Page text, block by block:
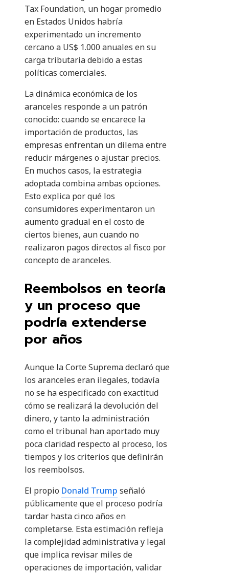
Tax Foundation, un hogar promedio
en Estados Unidos habría
experimentado un incremento
cercano a US$ 1.000 anuales en su
carga tributaria debido a estas
políticas comerciales.
La dinámica económica de los
aranceles responde a un patrón
conocido: cuando se encarece la
importación de productos, las
empresas enfrentan un dilema entre
reducir márgenes o ajustar precios.
En muchos casos, la estrategia
adoptada combina ambas opciones.
Esto explica por qué los
consumidores experimentaron un
aumento gradual en el costo de
ciertos bienes, aun cuando no
realizaron pagos directos al fisco por
concepto de aranceles.
Reembolsos en teoría
y un proceso que
podría extenderse
por años
Aunque la Corte Suprema declaró que
los aranceles eran ilegales, todavía
no se ha especificado con exactitud
cómo se realizará la devolución del
dinero, y tanto la administración
como el tribunal han aportado muy
poca claridad respecto al proceso, los
tiempos y los criterios que definirán
los reembolsos.
El propio Donald Trump señaló
públicamente que el proceso podría
tardar hasta cinco años en
completarse. Esta estimación refleja
la complejidad administrativa y legal
que implica revisar miles de
operaciones de importación, validar